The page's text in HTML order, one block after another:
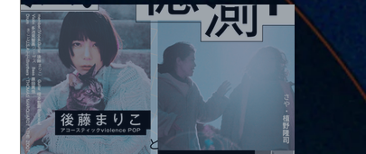
City Lights × 17歳とベルリンの壁